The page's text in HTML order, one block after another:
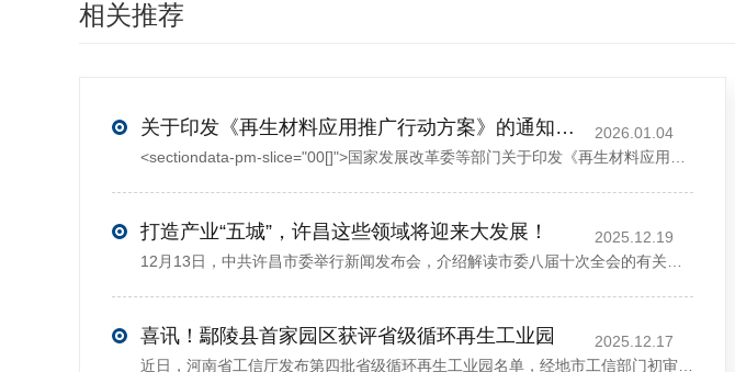
相关推荐
关于印发《再生材料应用推广行动方案》的通知(发改环资〔2025〕1681号)
2026.01.04
打造产业“五城”，许昌这些领域将迎来大发展！
2025.12.19
喜讯！鄢陵县首家园区获评省级循环再生工业园
2025.12.17